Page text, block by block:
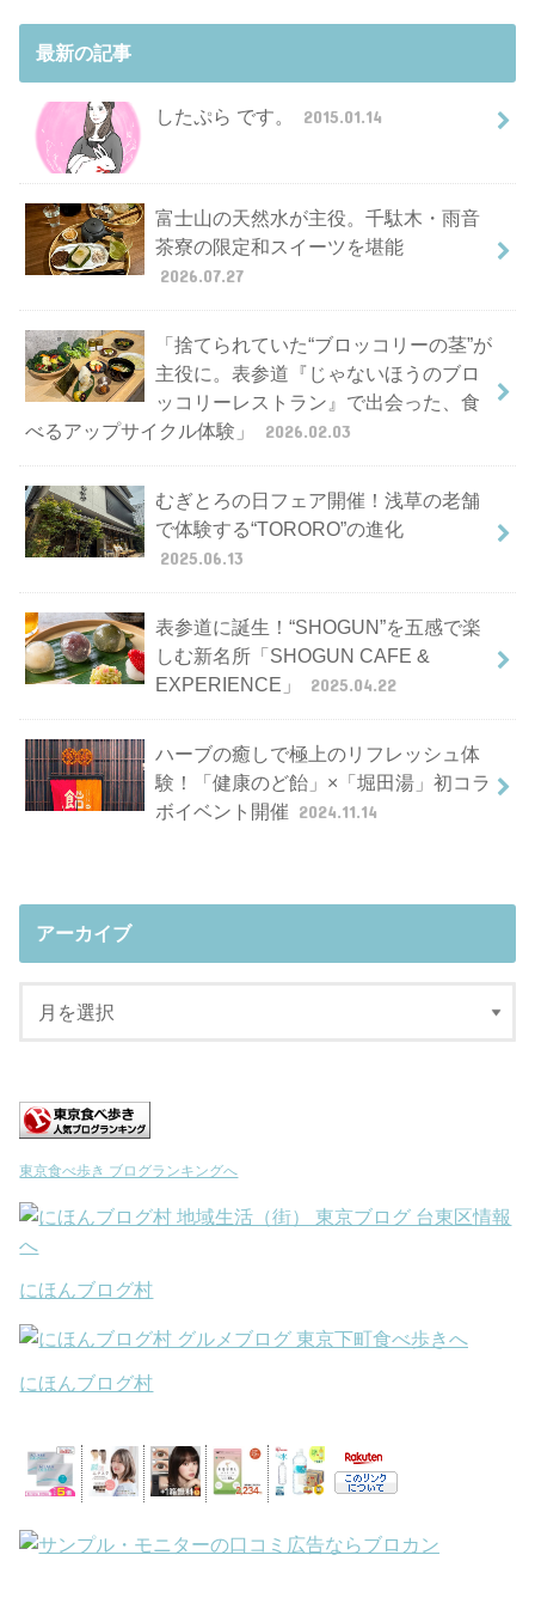
最新の記事
したぷら です。 2015.01.14
富士山の天然水が主役。千駄木・雨音
茶寮の限定和スイーツを堪能
2026.07.27
「捨てられていた“ブロッコリーの茎”が
主役に。表参道『じゃないほうのブロ
ッコリーレストラン』で出会った、食
べるアップサイクル体験」
2026.02.03
むぎとろの日フェア開催！浅草の老舗
で体験する“TORORO”の進化
2025.06.13
表参道に誕生！“SHOGUN”を五感で楽
しむ新名所「SHOGUN CAFE &
EXPERIENCE」
2025.04.22
ハーブの癒しで極上のリフレッシュ体
験！「健康のど飴」×「堀田湯」初コラ
ボイベント開催 2024.11.14
アーカイブ
東京食べ歩き ブログランキングへ
にほんブログ村
にほんブログ村